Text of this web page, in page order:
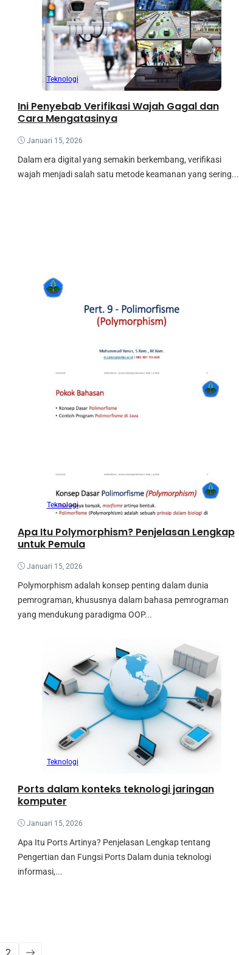
Teknologi
Ini Penyebab Verifikasi Wajah Gagal dan
Cara Mengatasinya
Januari 15, 2026
Dalam era digital yang semakin berkembang, verifikasi
wajah menjadi salah satu metode keamanan yang sering...
Teknologi
Apa Itu Polymorphism? Penjelasan Lengkap
untuk Pemula
Januari 15, 2026
Polymorphism adalah konsep penting dalam dunia
pemrograman, khususnya dalam bahasa pemrograman
yang mendukung paradigma OOP...
Teknologi
Ports dalam konteks teknologi jaringan
komputer
Januari 15, 2026
Apa Itu Ports Artinya? Penjelasan Lengkap tentang
Pengertian dan Fungsi Ports Dalam dunia teknologi
informasi,...